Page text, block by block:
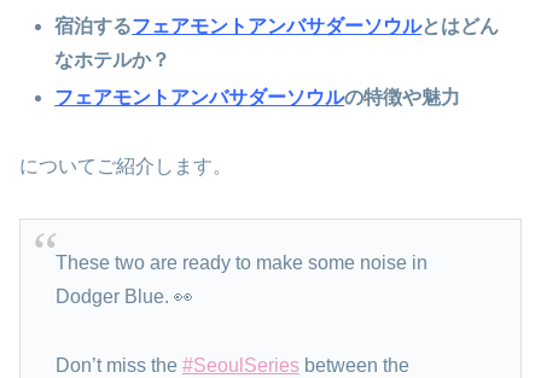
宿泊するフェアモントアンバサダーソウルとはどん
なホテルか？
フェアモントアンバサダーソウルの特徴や魅力
についてご紹介します。
These two are ready to make some noise in
Dodger Blue. 👀
Don’t miss the #SeoulSeriesbetween the